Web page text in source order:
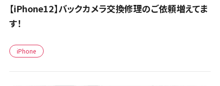
【iPhone12】バックカメラ交換修理のご依頼増えてま
す！
iPhone